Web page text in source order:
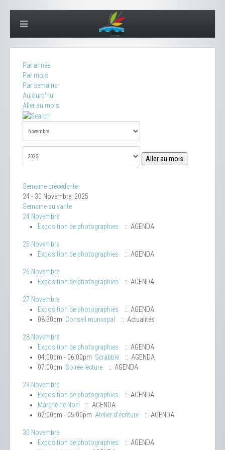
Par année
Par mois
Par semaine
Aujourd'hui
Aller au mois
Aller au mois
Semaine précédente
24 - 30 Novembre, 2025
Semaine suivante
24 Novembre
Exposition de photographies
:: AGENDA
25 Novembre
Exposition de photographies
:: AGENDA
26 Novembre
Exposition de photographies
:: AGENDA
27 Novembre
Exposition de photographies
:: AGENDA
08:30pm Conseil municipal :: Actualités
28 Novembre
Exposition de photographies
:: AGENDA
04:00pm - 06:00pm Scrabble
:: AGENDA
07:00pm Soirée lecture :: AGENDA
29 Novembre
Exposition de photographies
:: AGENDA
Marché de Noël
:: AGENDA
02:00pm - 05:00pm Atelier d'écriture :: AGENDA
30 Novembre
Exposition de photographies
:: AGENDA